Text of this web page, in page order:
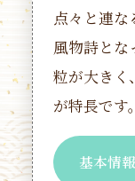
点々と連
風物詩とな
粒が大きく
が特長です。
基本情